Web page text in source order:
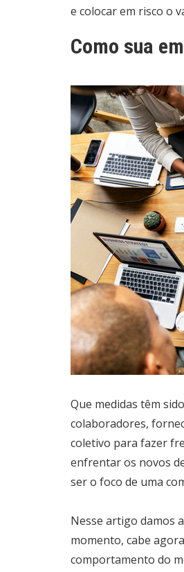
e colocar em risco o
Como sua
Que medidas têm
colaboradores,
coletivo para fazer
enfrentar os novos
ser o foco de uma
Nesse artigo damos
momento, cabe
comportamento do